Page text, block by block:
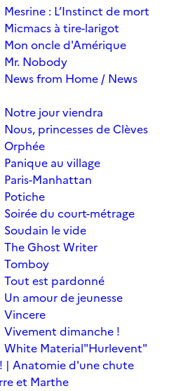
: L’Instinct de mort
à tire-larigot
Mon oncle d'Amérique
Mr. Nobody
from Home / News
Notre jour viendra
princesses de Clèves
Orphée
au village
Manhattan
Potiche
du court-métrage
le vide
The Ghost Writer
Tomboy
Tout est pardonné
amour de jeunesse
Vincere
Vivement dimanche !
White Material"Hurlevent"
| Anatomie d'une chute
et Marthe